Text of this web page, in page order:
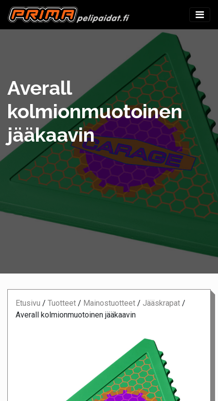
Averall
kolmionmuotoinen
jääkaavin
Etusivu / Tuotteet / Mainostuotteet / Jääskrapat /
Averall kolmionmuotoinen jääkaavin